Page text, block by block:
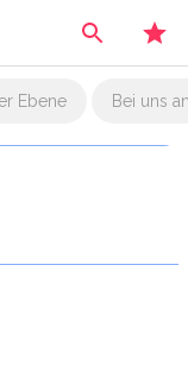
Ebene Bei uns